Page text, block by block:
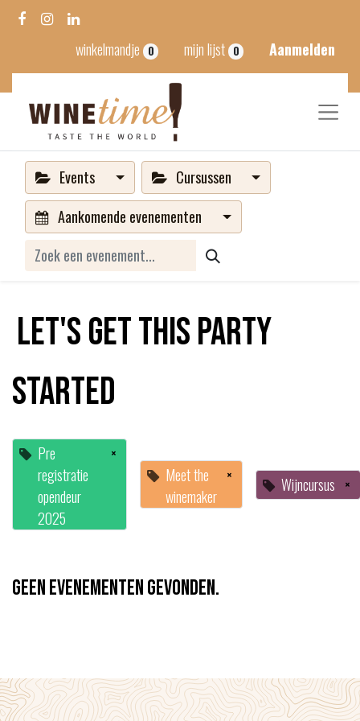
winkelmandje 0 mijn lijst 0 Aanmelden
Events
Cursussen
Aankomende evenementen
Let's get this party
started
Pre
registratie
opendeur
2025
×
Meet the
winemaker
× Wijncursus ×
Geen evenementen gevonden.